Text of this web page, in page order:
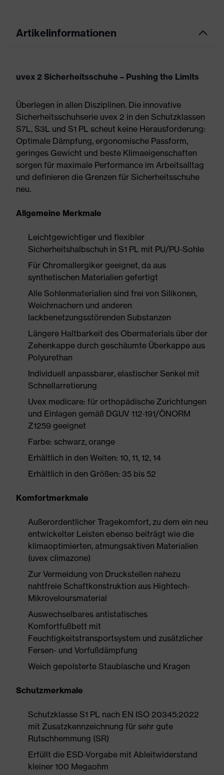
Artikelinformationen
uvex 2 Sicherheitsschuhe – Pushing the Limits
Überlegen in allen Disziplinen. Die innovative
Sicherheitsschuhserie uvex 2 in den Schutzklassen
S7L, S3L und S1 PL scheut keine Herausforderung:
Optimale Dämpfung, ergonomische Passform,
geringes Gewicht und beste Klimaeigenschaften
sorgen für maximale Performance im Arbeitsalltag
und definieren die Grenzen für Sicherheitsschuhe
neu.
Allgemeine Merkmale
Leichtgewichtiger und flexibler
Sicherheitshalbschuh in S1 PL mit PU/PU-Sohle
Für Chromallergiker geeignet, da aus
synthetischen Materialien gefertigt
Alle Sohlenmaterialien sind frei von Silikonen,
Weichmachern und anderen
lackbenetzungsstörenden Substanzen
Längere Haltbarkeit des Obermaterials über der
Zehenkappe durch geschäumte Überkappe aus
Polyurethan
Individuell anpassbarer, elastischer Senkel mit
Schnellarretierung
Uvex medicare: für orthopädische Zurichtungen
und Einlagen gemäß DGUV 112-191/ÖNORM
Z1259 geeignet
Farbe: schwarz, orange
Erhältlich in den Weiten: 10, 11, 12, 14
Erhältlich in den Größen: 35 bis 52
Komfortmerkmale
Außerordentlicher Tragekomfort, zu dem ein neu
entwickelter Leisten ebenso beiträgt wie die
klimaoptimierten, atmungsaktiven Materialien
(uvex climazone)
Zur Vermeidung von Druckstellen nahezu
nahtfreie Schaftkonstruktion aus Hightech-
Mikroveloursmaterial
Auswechselbares antistatisches
Komfortfußbett mit
Feuchtigkeitstransportsystem und zusätzlicher
Fersen- und Vorfußdämpfung
Weich gepolsterte Staublasche und Kragen
Schutzmerkmale
Schutzklasse S1 PL nach EN ISO 20345:2022
mit Zusatzkennzeichnung für sehr gute
Rutschhemmung (SR)
Erfüllt die ESD-Vorgabe mit Ableitwiderstand
kleiner 100 Megaohm